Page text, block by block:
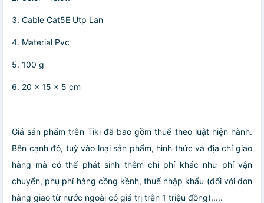
3. Cable Cat5E Utp Lan
4. Material Pvc
5. 100 g
6. 20 x 15 x 5 cm
Giá sản phẩm trên Tiki đã bao gồm thuế theo luật hiện hành.
Bên cạnh đó, tuỳ vào loại sản phẩm, hình thức và địa chỉ giao
hàng mà có thể phát sinh thêm chi phí khác như phí vận
chuyển, phụ phí hàng cồng kềnh, thuế nhập khẩu (đối với đơn
hàng giao từ nước ngoài có giá trị trên 1 triệu đồng).....